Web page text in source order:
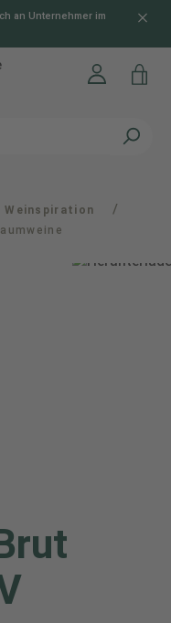
an Unternehmer im
Weinspiration /